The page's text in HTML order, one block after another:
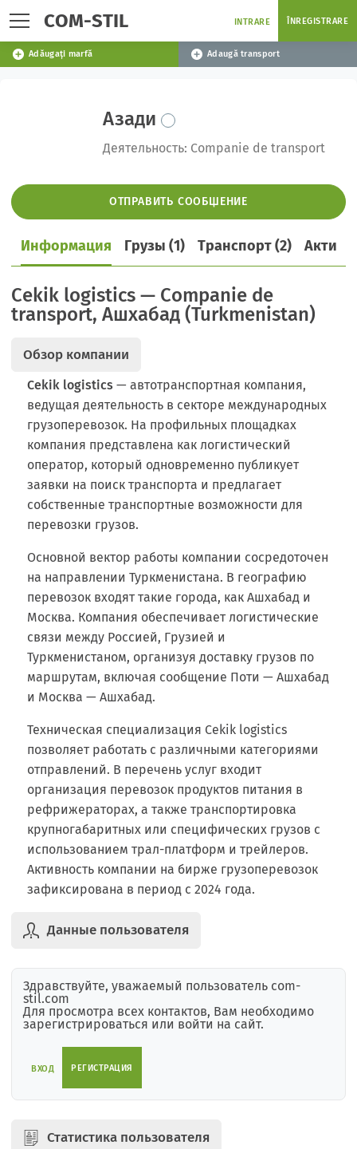
COM-STIL INTRARE ÎNREGISTRARE
Adăugați marfă Adaugă transport
Азади
Деятельность: Companie de transport
ОТПРАВИТЬ СООБЩЕНИЕ
Информация Грузы (1) Транспорт (2)
Cekik logistics — Companie de
transport, Ашхабад (Turkmenistan)
Обзор компании
Cekik logistics — автотранспортная компания,
ведущая деятельность в секторе международных
грузоперевозок. На профильных площадках
компания представлена как логистический
оператор, который одновременно публикует
заявки на поиск транспорта и предлагает
собственные транспортные возможности для
перевозки грузов.
Основной вектор работы компании сосредоточен
на направлении Туркменистана. В географию
перевозок входят такие города, как Ашхабад и
Москва. Компания обеспечивает логистические
связи между Россией, Грузией и
Туркменистаном, организуя доставку грузов по
маршрутам, включая сообщение Поти — Ашхабад
и Москва — Ашхабад.
Техническая специализация Cekik logistics
позволяет работать с различными категориями
отправлений. В перечень услуг входит
организация перевозок продуктов питания в
рефрижераторах, а также транспортировка
крупногабаритных или специфических грузов с
использованием трал-платформ и трейлеров.
Активность компании на бирже грузоперевозок
зафиксирована в период с 2024 года.
Данные пользователя
Здравствуйте, уважаемый пользователь com-
stil.com
Для просмотра всех контактов, Вам необходимо
зарегистрироваться или войти на сайт.
ВХОД РЕГИСТРАЦИЯ
Статистика пользователя